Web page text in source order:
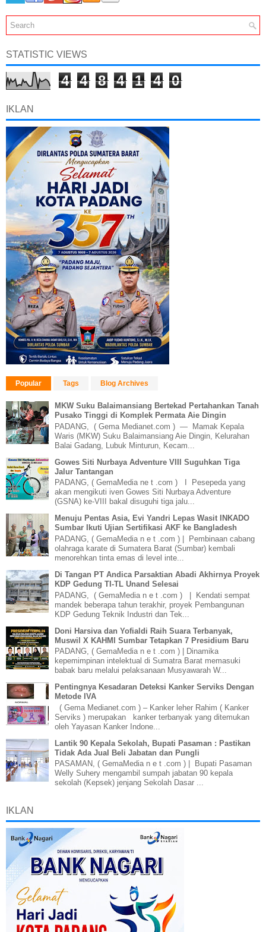
STATISTIC VIEWS
4 4 8 4 1 4 0
IKLAN
Popular Tags Blog Archives
MKW Suku Balaimansiang Bertekad Pertahankan Tanah
Pusako Tinggi di Komplek Permata Aie Dingin
PADANG, ( Gema Medianet.com ) — Mamak Kepala
Waris (MKW) Suku Balaimansiang Aie Dingin, Kelurahan
Balai Gadang, Lubuk Minturun, Kecam...
Gowes Siti Nurbaya Adventure VIII Suguhkan Tiga
Jalur Tantangan
PADANG, ( GemaMedia ne t .com ) I Pesepeda yang
akan mengikuti iven Gowes Siti Nurbaya Adventure
(GSNA) ke-VIII bakal disuguhi tiga jalu...
Menuju Pentas Asia, Evi Yandri Lepas Wasit INKADO
Sumbar Ikuti Ujian Sertifikasi AKF ke Bangladesh
PADANG, ( GemaMedia n e t .com ) | Pembinaan cabang
olahraga karate di Sumatera Barat (Sumbar) kembali
menorehkan tinta emas di level inte...
Di Tangan PT Andica Parsaktian Abadi Akhirnya Proyek
KDP Gedung TI-TL Unand Selesai
PADANG, ( GemaMedia n e t .com ) | Kendati sempat
mandek beberapa tahun terakhir, proyek Pembangunan
KDP Gedung Teknik Industri dan Tek...
Doni Harsiva dan Yofialdi Raih Suara Terbanyak,
Muswil X KAHMI Sumbar Tetapkan 7 Presidium Baru
PADANG, ( GemaMedia n e t .com ) | Dinamika
kepemimpinan intelektual di Sumatra Barat memasuki
babak baru melalui pelaksanaan Musyawarah W...
Pentingnya Kesadaran Deteksi Kanker Serviks Dengan
Metode IVA
( Gema Medianet.com ) – Kanker leher Rahim ( Kanker
Serviks ) merupakan kanker terbanyak yang ditemukan
oleh Yayasan Kanker Indone...
Lantik 90 Kepala Sekolah, Bupati Pasaman : Pastikan
Tidak Ada Jual Beli Jabatan dan Pungli
PASAMAN, ( GemaMedia n e t .com ) | Bupati Pasaman
Welly Suhery mengambil sumpah jabatan 90 kepala
sekolah (Kepsek) jenjang Sekolah Dasar ...
IKLAN